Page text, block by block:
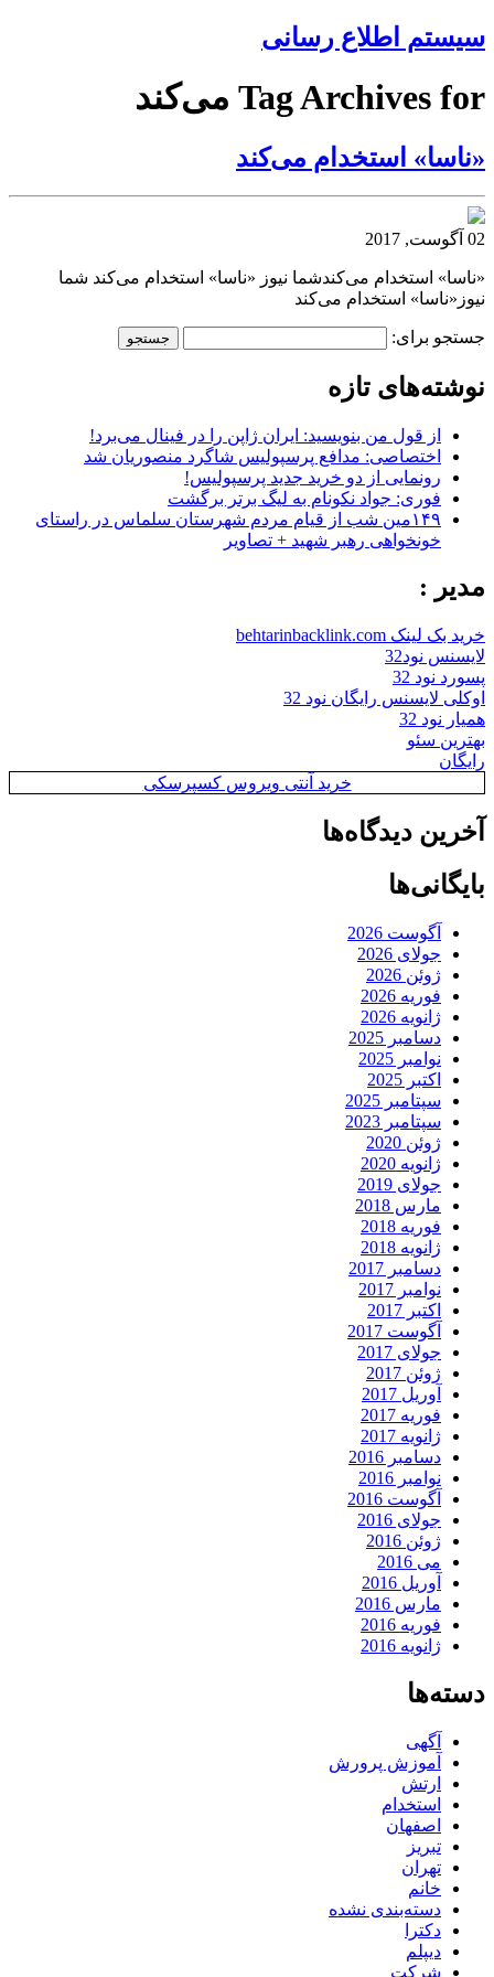
سیستم اطلاع رسانی
Tag Archives for می‌کند
«ناسا» استخدام می‌کند
02 آگوست, 2017
«ناسا» استخدام می‌کندشما نیوز «ناسا» استخدام می‌کند شما
نیوز«ناسا» استخدام می‌کند
جستجو برای:
نوشته‌های تازه
از قول من بنویسید: ایران ژاپن را در فینال می‌برد!
اختصاصی: مدافع پرسپولیس شاگرد منصوریان شد
رونمایی از دو خرید جدید پرسپولیس!
فوری: جواد نکونام به لیگ برتر برگشت
۱۴۹مین شب از قیام مردم شهرستان سلماس در راستای
خونخواهی رهبر شهید + تصاویر
مدیر :
خرید بک لینک behtarinbacklink.com
لایسنس نود32
پسورد نود 32
اوکلی لایسنس رایگان نود 32
همیار نود 32
بهترین سئو
رایگان
خرید آنتی ویروس کسپرسکی
آخرین دیدگاه‌ها
بایگانی‌ها
آگوست 2026
جولای 2026
ژوئن 2026
فوریه 2026
ژانویه 2026
دسامبر 2025
نوامبر 2025
اکتبر 2025
سپتامبر 2025
سپتامبر 2023
ژوئن 2020
ژانویه 2020
جولای 2019
مارس 2018
فوریه 2018
ژانویه 2018
دسامبر 2017
نوامبر 2017
اکتبر 2017
آگوست 2017
جولای 2017
ژوئن 2017
آوریل 2017
فوریه 2017
ژانویه 2017
دسامبر 2016
نوامبر 2016
آگوست 2016
جولای 2016
ژوئن 2016
می 2016
آوریل 2016
مارس 2016
فوریه 2016
ژانویه 2016
دسته‌ها
آگهی
آموزش پرورش
ارتش
استخدام
اصفهان
تبریز
تهران
خانم
دسته‌بندی نشده
دکترا
دیپلم
شرکت